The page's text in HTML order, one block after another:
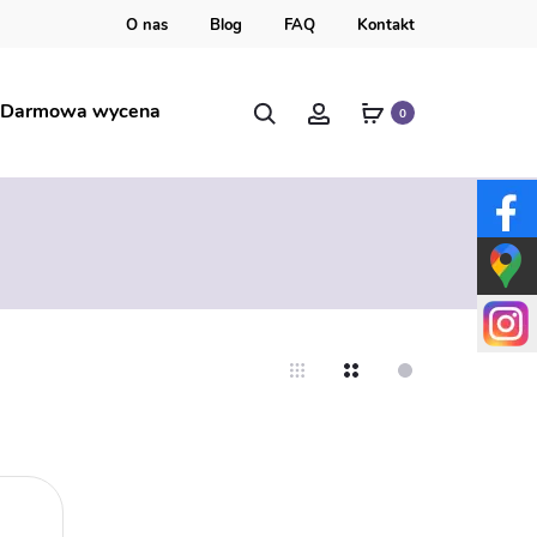
O nas Blog FAQ Kontakt
Darmowa wycena Szukaj Account0